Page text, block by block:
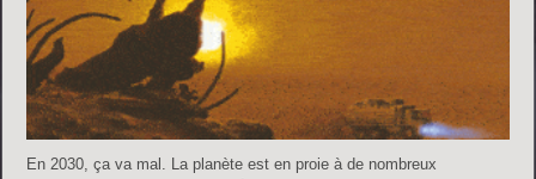
En 2030, ça va mal. La planète est en proie à de nombreux